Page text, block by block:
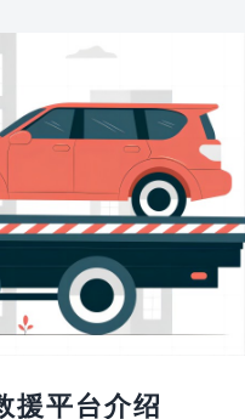
援平台介绍